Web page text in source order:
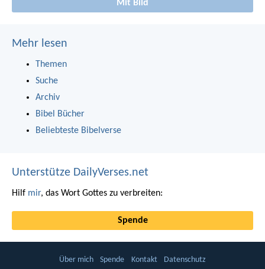
Mit Bild
Mehr lesen
Themen
Suche
Archiv
Bibel Bücher
Beliebteste Bibelverse
Unterstütze DailyVerses.net
Hilf mir, das Wort Gottes zu verbreiten:
Spende
Über mich Spende Kontakt Datenschutz